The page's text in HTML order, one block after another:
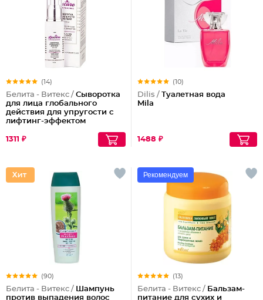
(14)
Белита - Витекс / Сыворотка
для лица глобального
действия для упругости с
лифтинг-эффектом
1311 ₽
(10)
Dilis / Туалетная вода
Mila
1488 ₽
(90)
Белита - Витекс / Шампунь
против выпадения волос
Рекомендуем
(13)
Белита - Витекс / Бальзам-
питание для сухих и